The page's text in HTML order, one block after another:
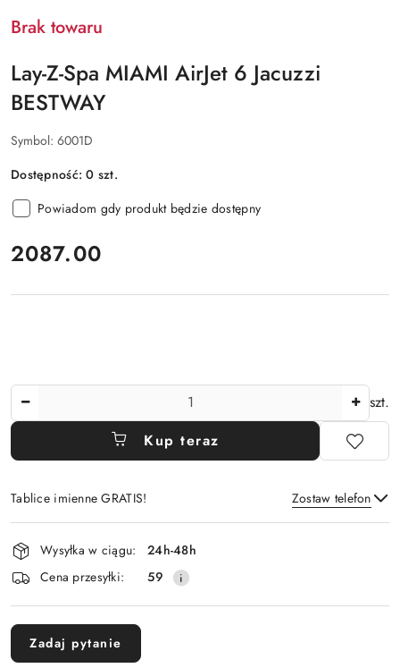
Brak towaru
Lay-Z-Spa MIAMI AirJet 6 Jacuzzi
BESTWAY
Symbol: 6001D
Dostępność:0 szt.
Powiadom gdy produkt będzie dostępny
cena:
2087.00
szt.
Kup teraz
Tablice imienne GRATIS! Zostaw telefon
Wyślij
Dostępność
i
dostawa
Wysyłka w ciągu:
24h-48h
Cena przesyłki:
59
Zadaj pytanie